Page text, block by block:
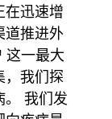
在迅速增
道推进外
一最大
，我们探
。 我们发